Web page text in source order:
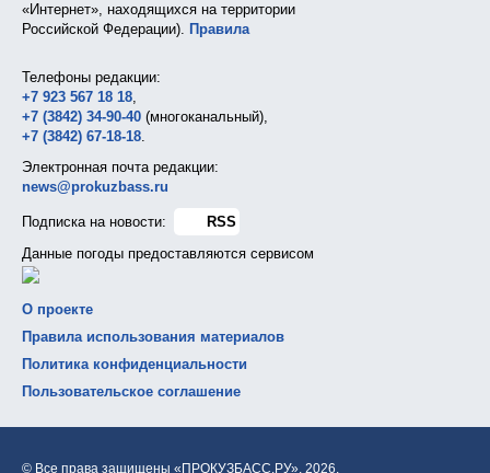
«Интернет», находящихся на территории
Российской Федерации). Правила
Телефоны редакции:
+7 923 567 18 18,
+7 (3842) 34-90-40 (многоканальный),
+7 (3842) 67-18-18.
Электронная почта редакции:
news@prokuzbass.ru
Подписка на новости:
RSS
Данные погоды предоставляются сервисом
О проекте
Правила использования материалов
Политика конфиденциальности
Пользовательское соглашение
© Все права защищены «ПРОКУЗБАСС.РУ», 2026.